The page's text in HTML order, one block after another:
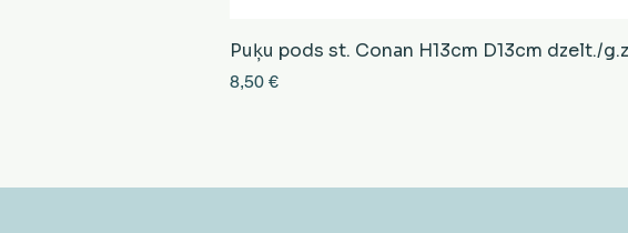
Puķu pods st. Conan H13cm D13cm dzelt./
Cena
8,50 €